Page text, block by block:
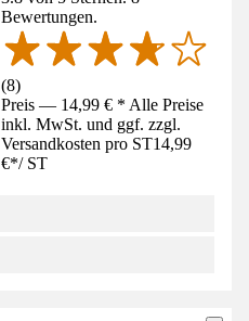
Bewertungen.
(8)
Preis — 14,99 € * Alle Preise
inkl. MwSt. und ggf. zzgl.
Versandkosten pro ST14,99
€*/ ST